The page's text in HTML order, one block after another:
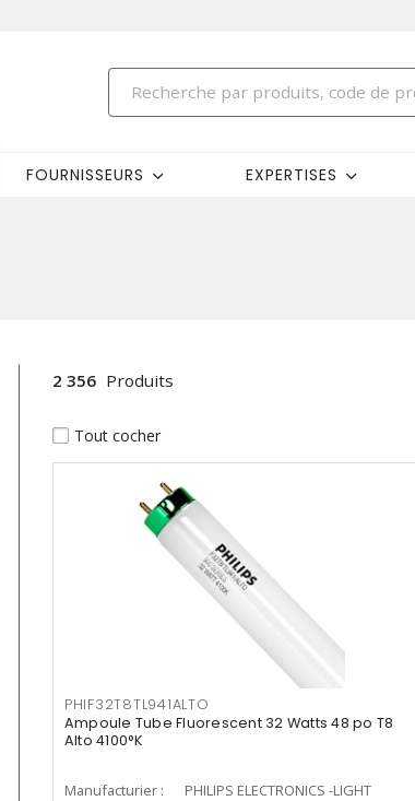
FOURNISSEURS EXPERTISES
2 356 Produits
Tout cocher
PHIF32T8TL941ALTO
Ampoule Tube Fluorescent 32 Watts 48 po T8
Alto 4100°K
Manufacturier :
PHILIPS ELECTRONICS -LIGHT